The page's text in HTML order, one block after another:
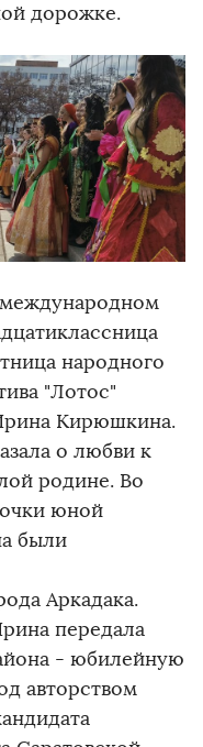
дорожке.
международном
народного
"Лотос"
Кирюшкина.
о любви к
родине. Во
юной
были
Аркадака.
передала
- юбилейную
авторством